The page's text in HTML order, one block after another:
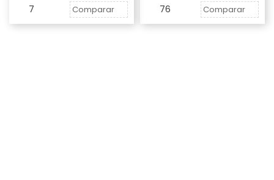
7 Comparar 76 Comparar